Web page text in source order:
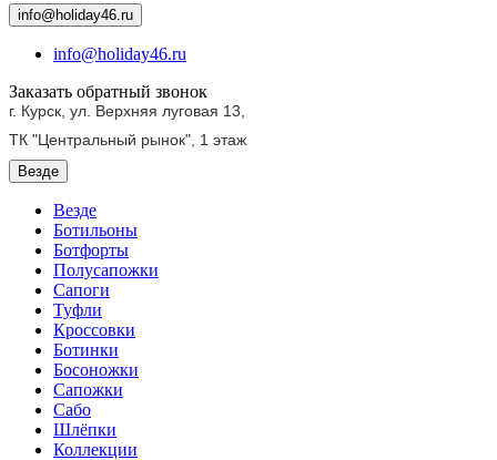
info@holiday46.ru
info@holiday46.ru
Заказать обратный звонок
г. Курск, ул. Верхняя луговая 13,
ТК "Центральный рынок", 1 этаж
Везде
Везде
Ботильоны
Ботфорты
Полусапожки
Сапоги
Туфли
Кроссовки
Ботинки
Босоножки
Сапожки
Сабо
Шлёпки
Коллекции